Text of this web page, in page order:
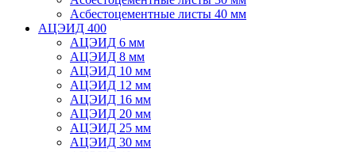
Асбестоцементные листы 40 мм
АЦЭИД 400
АЦЭИД 6 мм
АЦЭИД 8 мм
АЦЭИД 10 мм
АЦЭИД 12 мм
АЦЭИД 16 мм
АЦЭИД 20 мм
АЦЭИД 25 мм
АЦЭИД 30 мм